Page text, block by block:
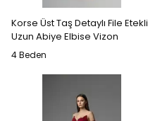
Korse Üst Taş Detaylı File Etekli
Uzun Abiye Elbise Vizon
4 Beden